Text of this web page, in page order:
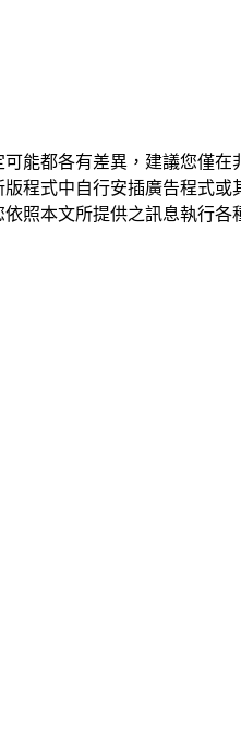
能都各有差異，建議您僅
程式中自行安插廣告程式
照本文所提供之訊息執行各